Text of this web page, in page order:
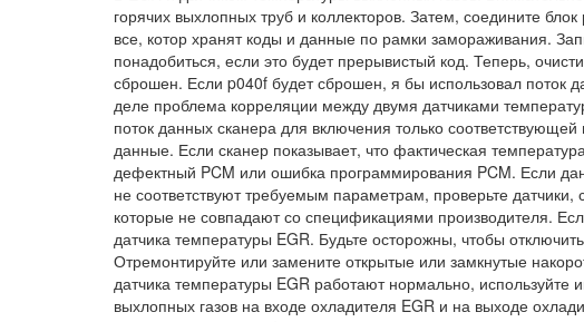
горячих выхлопных труб и коллекторов. Затем, соедините
все, котор хранят коды и данные по рамки замораживания.
понадобиться, если это будет прерывистый код. Теперь,
сброшен. Если p040f будет сброшен, я бы использовал поток
деле проблема корреляции между двумя датчиками
поток данных сканера для включения только
данные. Если сканер показывает, что фактическая
дефектный PCM или ошибка программирования PCM. Если
не соответствуют требуемым параметрам, проверьте
которые не совпадают со спецификациями производителя.
датчика температуры EGR. Будьте осторожны, чтобы
Отремонтируйте или замените открытые или замкнутые
датчика температуры EGR работают нормально,
выхлопных газов на входе охладителя EGR и на выходе